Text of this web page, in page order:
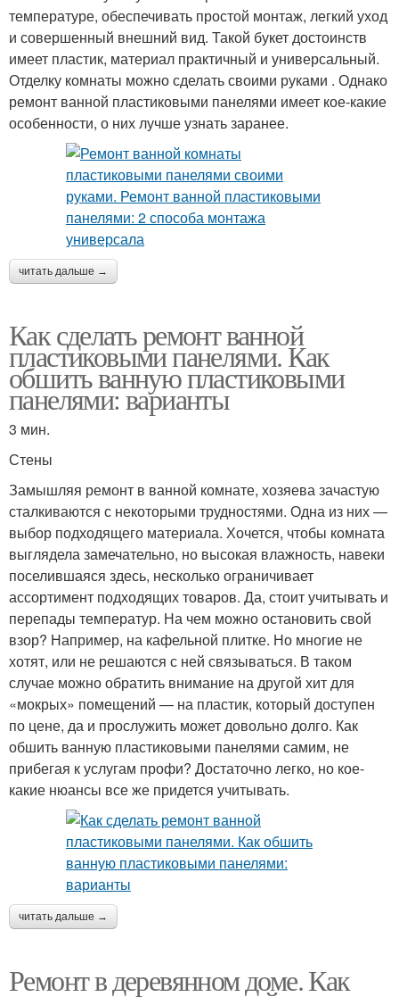
температуре, обеспечивать простой монтаж, легкий уход
и совершенный внешний вид. Такой букет достоинств
имеет пластик, материал практичный и универсальный.
Отделку комнаты можно сделать своими руками . Однако
ремонт ванной пластиковыми панелями имеет кое-какие
особенности, о них лучше узнать заранее.
читать дальше →
Как сделать ремонт ванной
пластиковыми панелями. Как
обшить ванную пластиковыми
панелями: варианты
3 мин.
Стены
Замышляя ремонт в ванной комнате, хозяева зачастую
сталкиваются с некоторыми трудностями. Одна из них —
выбор подходящего материала. Хочется, чтобы комната
выглядела замечательно, но высокая влажность, навеки
поселившаяся здесь, несколько ограничивает
ассортимент подходящих товаров. Да, стоит учитывать и
перепады температур. На чем можно остановить свой
взор? Например, на кафельной плитке. Но многие не
хотят, или не решаются с ней связываться. В таком
случае можно обратить внимание на другой хит для
«мокрых» помещений — на пластик, который доступен
по цене, да и прослужить может довольно долго. Как
обшить ванную пластиковыми панелями самим, не
прибегая к услугам профи? Достаточно легко, но кое-
какие нюансы все же придется учитывать.
читать дальше →
Ремонт в деревянном доме. Как